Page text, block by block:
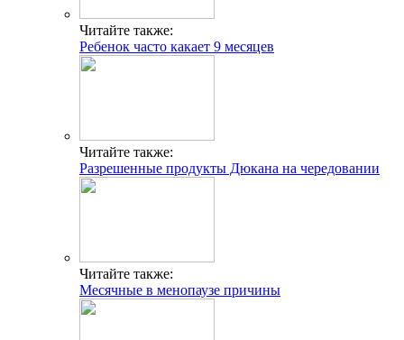
Читайте также:
Ребенок часто какает 9 месяцев
Читайте также:
Разрешенные продукты Дюкана на чередовании
Читайте также:
Месячные в менопаузе причины